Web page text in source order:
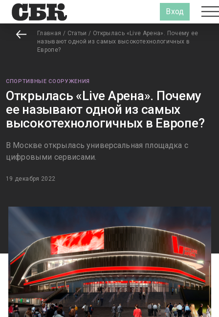
Вход
Главная / Статьи / Открылась «Live Арена». Почему ее
называют одной из самых высокотехнологичных в
Европе?
СПОРТИВНЫЕ СООРУЖЕНИЯ
Открылась «Live Арена». Почему
ее называют одной из самых
высокотехнологичных в Европе?
В Москве открылась универсальная площадка с
цифровыми сервисами.
19 декабря 2022